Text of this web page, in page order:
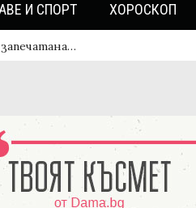
И СПОРТ ХОРОСКОП